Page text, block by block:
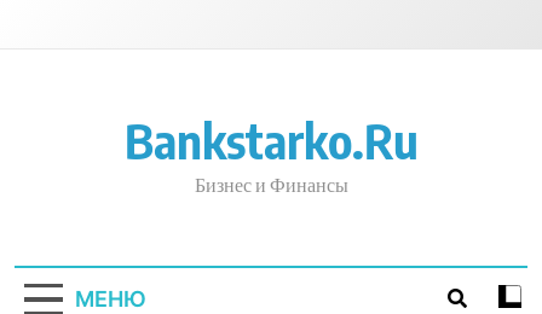
Bankstarko.ru
Бизнес и Финансы
МЕНЮ